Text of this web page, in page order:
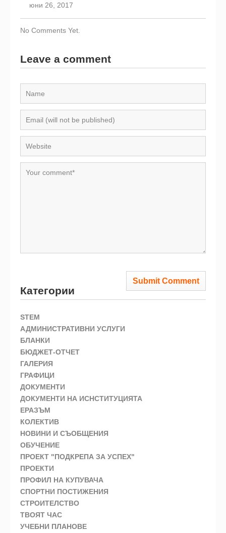
юни 26, 2017
No Comments Yet.
Leave a comment
Категории
STEM
АДМИНИСТРАТИВНИ УСЛУГИ
БЛАНКИ
БЮДЖЕТ-ОТЧЕТ
ГАЛЕРИЯ
ГРАФИЦИ
ДОКУМЕНТИ
ДОКУМЕНТИ НА ИСНСТИТУЦИЯТА
ЕРАЗЪМ
КОЛЕКТИВ
НОВИНИ И СЪОБЩЕНИЯ
ОБУЧЕНИЕ
ПРОЕКТ "ПОДКРЕПА ЗА УСПЕХ"
ПРОЕКТИ
ПРОФИЛ НА КУПУВАЧА
СПОРТНИ ПОСТИЖЕНИЯ
СТРОИТЕЛСТВО
ТВОЯТ ЧАС
УЧЕБНИ ПЛАНОВЕ